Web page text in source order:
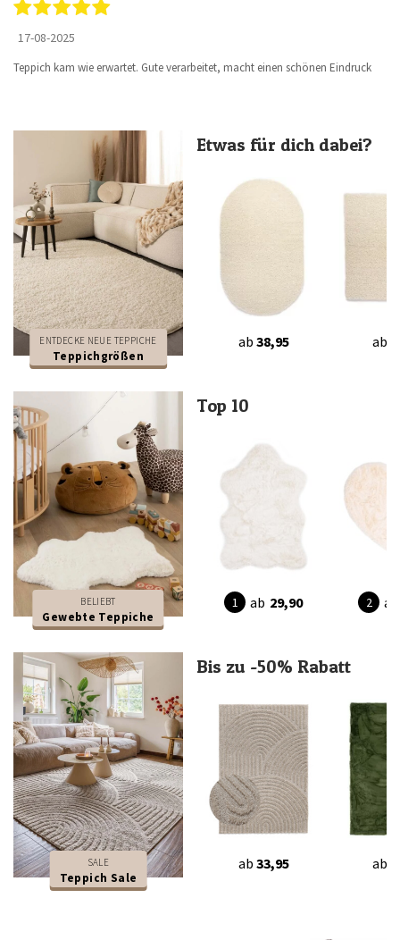
17-08-2025
Teppich kam wie erwartet. Gute verarbeitet, macht einen schönen Eindruck
ENTDECKE NEUE TEPPICHE
Teppichgrößen
Etwas für dich dabei?
ab 38,95 ab
BELIEBT
Gewebte Teppiche
Top 10
ab 29,90 ab
SALE
Teppich Sale
Bis zu -50% Rabatt
ab 33,95 ab